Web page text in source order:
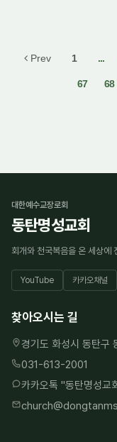
Prev 1 ...
67 68
대한예수교장로회
동탄명성교회
회개와 천국복음을 온 세상에
YouTube 카카오채널
찾아오시는 길
경기도 화성시 동탄구
031-613-2001
카카오톡 "동탄명성교